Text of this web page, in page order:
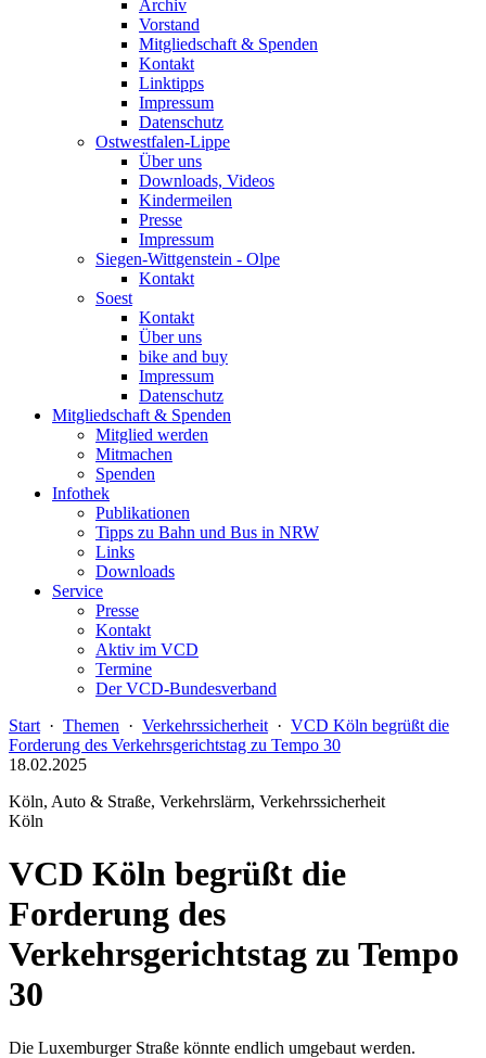
Archiv
Vorstand
Mitgliedschaft & Spenden
Kontakt
Linktipps
Impressum
Datenschutz
Ostwestfalen-Lippe
Über uns
Downloads, Videos
Kindermeilen
Presse
Impressum
Siegen-Wittgenstein - Olpe
Kontakt
Soest
Kontakt
Über uns
bike and buy
Impressum
Datenschutz
Mitgliedschaft & Spenden
Mitglied werden
Mitmachen
Spenden
Infothek
Publikationen
Tipps zu Bahn und Bus in NRW
Links
Downloads
Service
Presse
Kontakt
Aktiv im VCD
Termine
Der VCD-Bundesverband
Start · Themen · Verkehrssicherheit · VCD Köln begrüßt die
Forderung des Verkehrsgerichtstag zu Tempo 30
18.02.2025
Köln, Auto & Straße, Verkehrslärm, Verkehrssicherheit
Köln
VCD Köln begrüßt die
Forderung des
Verkehrsgerichtstag zu Tempo
30
Die Luxemburger Straße könnte endlich umgebaut werden.